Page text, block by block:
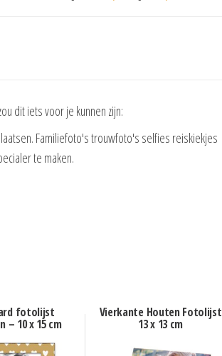
dit iets voor je kunnen zijn:
Familiefoto's trouwfoto's selfies reiskiekjes
te maken.
fotolijst
– 10 x 15 cm
Vierkante Houten Fotolijst
13 x 13 cm